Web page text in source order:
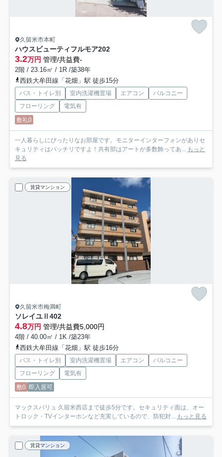
久留米市本町
ハウスビューティフルモア202
3.2万円 管理/共益費-
2階 / 23.16㎡ / 1R /築38年
西鉄大牟田線「花畑」駅 徒歩15分
バス・トイレ別 室内洗濯機置場 エアコン
バルコニー
フローリング
電気有
敷礼0
一人暮らしにぴったりなお部屋です。モニターインターフォンがありセ
キュリティはバッチリですよ！共有部はアートが多数飾ってあ...
もっと
見る
賃貸マンション
久留米市梅満町
ソレイユⅡ 402
4.8万円 管理/共益費5,000円
4階 / 40.00㎡ / 1K /築23年
西鉄大牟田線「花畑」駅 徒歩16分
バス・トイレ別 室内洗濯機置場 エアコン
バルコニー
フローリング
電気有
敷0 即入居可
マックスバリュ 久留米西店まで徒歩5分です。セキュリティ面は、オー
トロック・TVインターホンなど充実しているので、防犯対... もっと見る
賃貸マンション